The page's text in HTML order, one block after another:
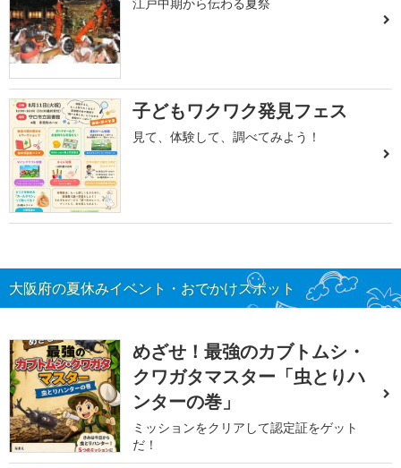
子どもワクワク発見フェス
見て、体験して、調べてみよう！
大阪府の夏休みイベント・おでかけスポット
めざせ！最強のカブトムシ・
クワガタマスター「虫とりハ
ンターの巻」
ミッションをクリアして認定証をゲット
だ！